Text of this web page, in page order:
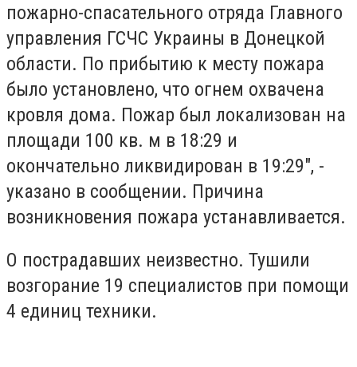
пожарно-спасательного отряда Главного
управления ГСЧС Украины в Донецкой
области. По прибытию к месту пожара
было установлено, что огнем охвачена
кровля дома. Пожар был локализован на
площади 100 кв. м в 18:29 и
окончательно ликвидирован в 19:29", -
указано в сообщении. Причина
возникновения пожара устанавливается.
О пострадавших неизвестно. Тушили
возгорание 19 специалистов при помощи
4 единиц техники.